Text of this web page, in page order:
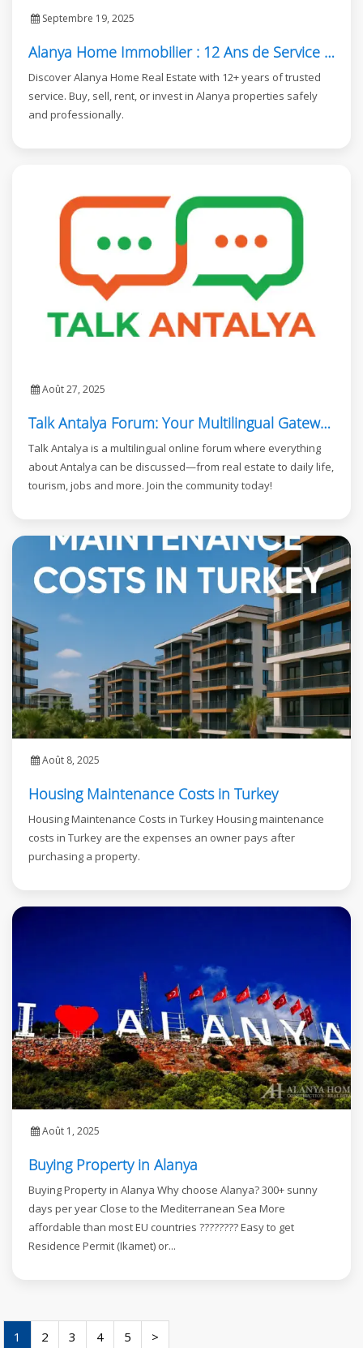
Septembre 19, 2025
Alanya Home Immobilier : 12 Ans de Service Fiable à Alanya
Discover Alanya Home Real Estate with 12+ years of trusted
service. Buy, sell, rent, or invest in Alanya properties safely
and professionally.
Août 27, 2025
Talk Antalya Forum: Your Multilingual Gateway to Antalya
Talk Antalya is a multilingual online forum where everything
about Antalya can be discussed—from real estate to daily life,
tourism, jobs and more. Join the community today!
Août 8, 2025
Housing Maintenance Costs in Turkey
Housing Maintenance Costs in Turkey Housing maintenance
costs in Turkey are the expenses an owner pays after
purchasing a property.
Août 1, 2025
Buying Property in Alanya
Buying Property in Alanya Why choose Alanya? 300+ sunny
days per year Close to the Mediterranean Sea More
affordable than most EU countries ???????? Easy to get
Residence Permit (Ikamet) or...
1 2 3 4 5 >